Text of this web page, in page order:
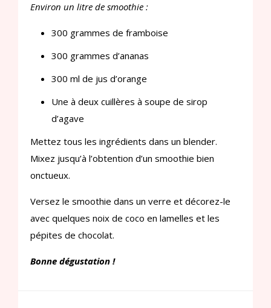
Environ un litre de smoothie :
300 grammes de framboise
300 grammes d’ananas
300 ml de jus d’orange
Une à deux cuillères à soupe de sirop
d’agave
Mettez tous les ingrédients dans un blender.
Mixez jusqu’à l’obtention d’un smoothie bien
onctueux.
Versez le smoothie dans un verre et décorez-le
avec quelques noix de coco en lamelles et les
pépites de chocolat.
Bonne dégustation !